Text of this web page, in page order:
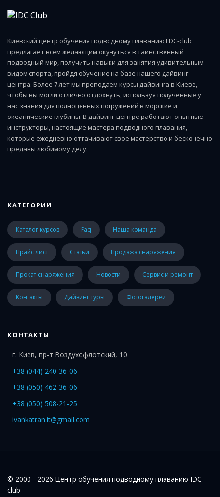
Киевский центр обучения подводному плаванию I'DC-club
предлагает всем желающим окунуться в таинственный
подводный мир, получить навыки для занятия удивительным
видом спорта, пройдя обучение на базе нашего дайвинг-
центра. Более 7 лет мы преподаем курсы дайвинга в Киеве,
чтобы вы могли отлично отдохнуть, используя полученные у
нас знания для полноценных погружений в морские и
океанические глубины. В дайвинг-центре работают опытные
инструкторы, настоящие мастера подводного плавания,
которые ежедневно оттачивают свое мастерство и бесконечно
преданы любимому делу.
КАТЕГОРИИ
каталог курсов faq наша команда
прайс лист статьи Продажа снаряжения
Прокат снаряжения Новости Сервис и ремонт
Контакты Дайвинг туры Фотогалереи
КОНТАКТЫ
г. Киев, пр-т Воздухофлотский, 10
+38 (044) 240-36-06
+38 (050) 462-36-06
+38 (050) 508-21-25
ivankatran.it@gmail.com
© 2000 - 2026 Центр обучения подводному плаванию IDC
club